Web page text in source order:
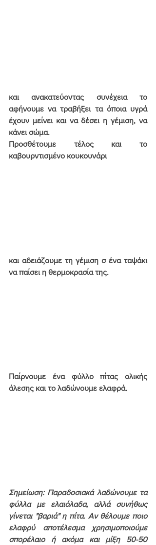
και ανακατεύοντας συνέχεια το
αφήνουμε να τραβήξει τα όποια υγρά
έχουν μείνει και να δέσει η γέμιση, να
κάνει σώμα.
Προσθέτουμε τέλος και το
καβουρντισμένο κουκουνάρι
και αδειάζουμε τη γέμιση σ ένα ταψάκι
να παίσει η θερμοκρασία της.
Παίρνουμε ένα φύλλο πίτας ολικής
άλεσης και το λαδώνουμε ελαφρά.
Σημείωση: Παραδοσιακά λαδώνουμε τα
φύλλα με ελαιόλαδα, αλλά συνήθως
γίνεται "βαριά" η πίτα. Αν θέλουμε ποιο
ελαφρύ αποτέλεσμα χρησιμοποιούμε
σπορέλαιο ή ακόμα και μίξη 50-50